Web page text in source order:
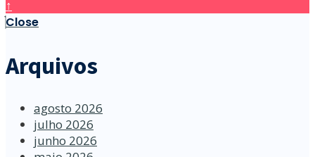
↑
Close
Arquivos
agosto 2026
julho 2026
junho 2026